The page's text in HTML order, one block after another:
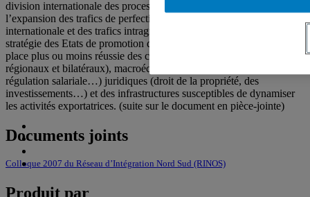
division internationale des processus productifs se traduisant par
l’expansion des trafics de perfectionnement, de la sous-traitance
internationale et des trafics intragroupes de biens intermédiaires ;
stratégie des Etats de promotion des exportations avec la mise en
place plus ou moins réussie des cadres commerciaux (multilatéraux,
régionaux et bilatéraux), macroéconomiques (change, fiscalité,
régulation salariale…) juridiques (droit de la propriété, des
investissements…) et des infrastructures susceptibles de dynamiser
les activités exportatrices. (suite sur le document en pièce-jointe)
Documents joints
Colloque 2007 du Réseau d’Intégration Nord Sud (RINOS)
Produit par